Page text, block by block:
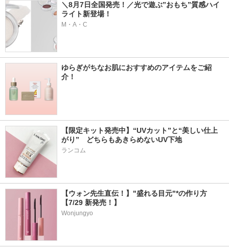
＼8月7日全国発売！／光で遊ぶ”おもち”質感ハイ
ライト新登場！
M・A・C
ゆらぎがちなお肌におすすめのアイテムをご紹
介！
【限定キット発売中】“UVカット”と“美しい仕上
がり”　どちらもあきらめないUV下地
ランコム
【ウォン先生直伝！】"盛れる目元"*の作り方
【7/29 新発売！】
Wonjungyo